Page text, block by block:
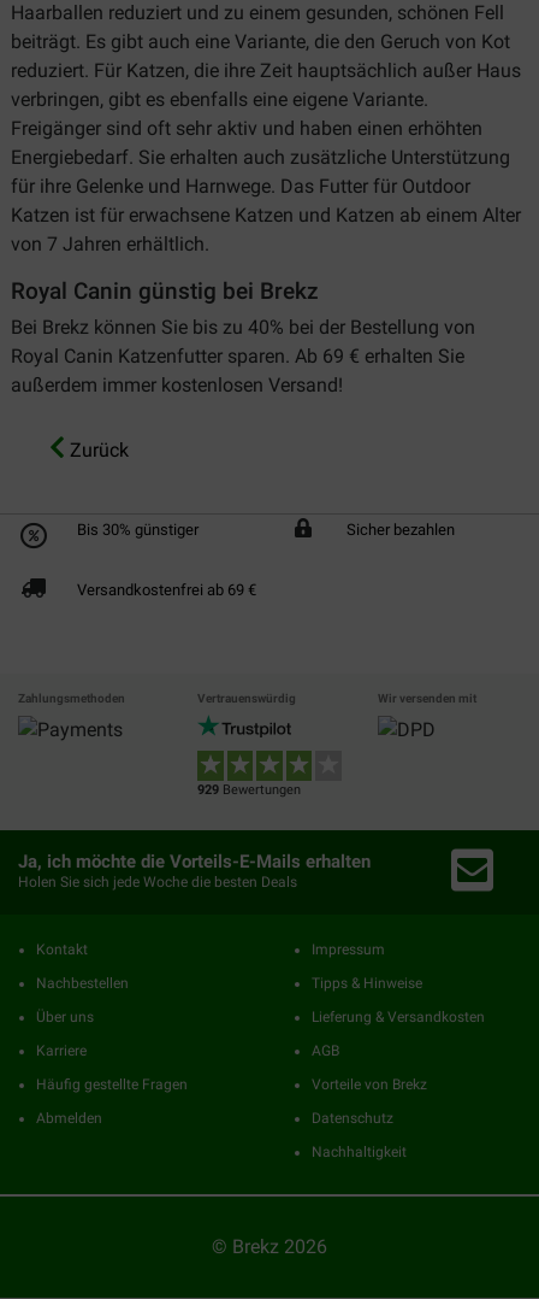
Haarballen reduziert und zu einem gesunden, schönen Fell
beiträgt. Es gibt auch eine Variante, die den Geruch von Kot
reduziert. Für Katzen, die ihre Zeit hauptsächlich außer Haus
verbringen, gibt es ebenfalls eine eigene Variante.
Freigänger sind oft sehr aktiv und haben einen erhöhten
Energiebedarf. Sie erhalten auch zusätzliche Unterstützung
für ihre Gelenke und Harnwege. Das Futter für Outdoor
Katzen ist für erwachsene Katzen und Katzen ab einem Alter
von 7 Jahren erhältlich.
Royal Canin günstig bei Brekz
Bei Brekz können Sie bis zu 40% bei der Bestellung von
Royal Canin Katzenfutter sparen. Ab 69 € erhalten Sie
außerdem immer kostenlosen Versand!
Zurück
Bis 30% günstiger Sicher bezahlen
Versandkostenfrei ab 69 €
Zahlungsmethoden Vertrauenswürdig
929 Bewertungen
Wir versenden mit
Ja, ich möchte die Vorteils-E-Mails erhalten
Holen Sie sich jede Woche die besten Deals
Kontakt
Nachbestellen
Über uns
Karriere
Häufig gestellte Fragen
Abmelden
Impressum
Tipps & Hinweise
Lieferung & Versandkosten
AGB
Vorteile von Brekz
Datenschutz
Nachhaltigkeit
© Brekz 2026